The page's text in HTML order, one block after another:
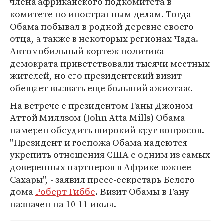
комитете по иностранным делам. Тогда
Обама побывал в родной деревне своего
отца, а также в некоторых регионах Чада.
Автомобильный кортеж политика-
демократа приветствовали тысячи местных
жителей, но его президентский визит
обещает вызвать еще больший ажиотаж.
На встрече с президентом Ганы Джоном
Аттой Миллзом (John Atta Mills) Обама
намерен обсудить широкий круг вопросов.
"Президент и госпожа Обама надеются
укрепить отношения США с одним из самых
доверенных партнеров в Африке южнее
Сахары", - заявил пресс-секретарь Белого
домаРоберт Гиббс. Визит Обамы в Гану
назначен на 10-11 июля.